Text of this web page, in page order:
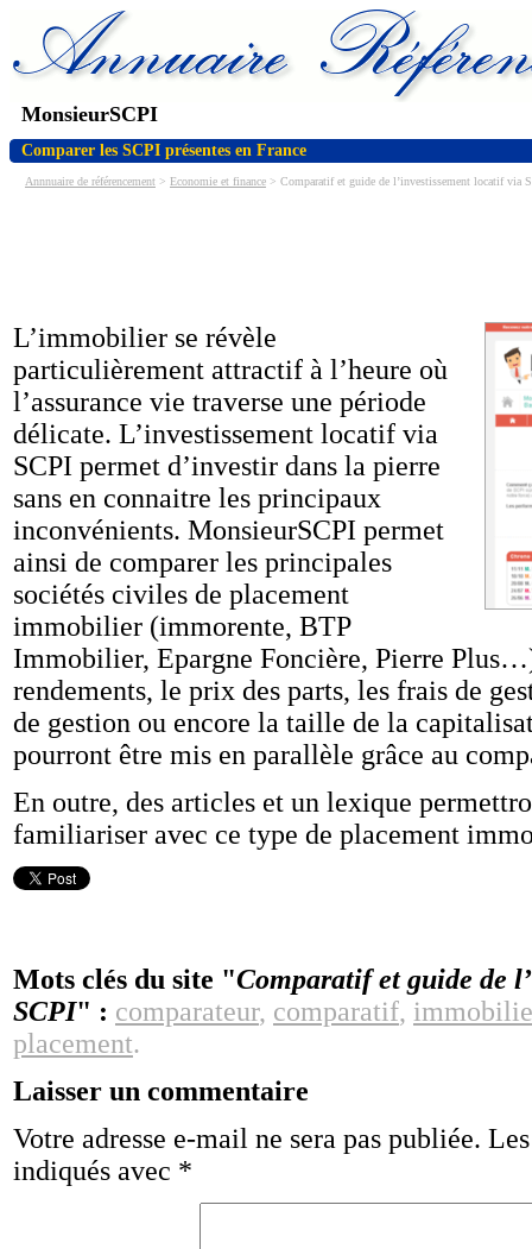
MonsieurSCPI
Comparer les SCPI présentes en France
Annnuaire de référencement > Economie et finance > Comparatif et guide de l’investissement locatif via
L’immobilier se révèle
particulièrement attractif à l’heure où
l’assurance vie traverse une période
délicate. L’investissement locatif via
SCPI permet d’investir dans la pierre
sans en connaitre les principaux
inconvénients. MonsieurSCPI permet
ainsi de comparer les principales
sociétés civiles de placement
immobilier (immorente, BTP
Immobilier, Epargne Foncière, Pierre
rendements, le prix des parts, les frais de
de gestion ou encore la taille de la
pourront être mis en parallèle grâce au
En outre, des articles et un lexique
familiariser avec ce type de placement
Mots clés du site "Comparatif et guide de
SCPI" : comparateur, comparatif,
placement.
Laisser un commentaire
Votre adresse e-mail ne sera pas publiée.
indiqués avec *